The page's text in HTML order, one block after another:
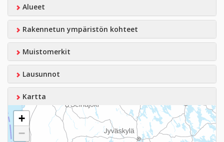
Alueet
Rakennetun ympäristön kohteet
Muistomerkit
Lausunnot
Kartta
+
−